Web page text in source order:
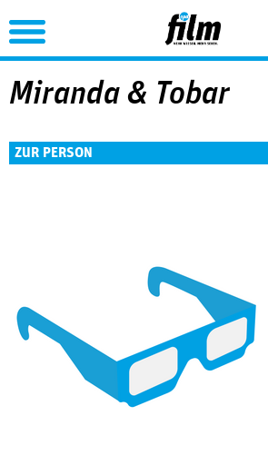
Jump to Navigation
Miranda & Tobar
ZUR PERSON